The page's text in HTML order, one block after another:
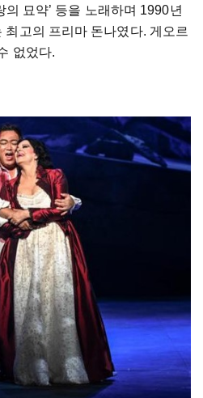
의 묘약’ 등을 노래하며 1990년
고의 프리마 돈나였다. 게오르
없었다.